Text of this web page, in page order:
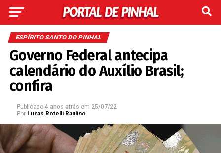
ESPÍRITO SANTO DO PINHAL
Governo Federal antecipa
calendário do Auxílio Brasil;
confira
Publicado 4 anos atrás em 25/07/22
Por Lucas Rotelli Raulino